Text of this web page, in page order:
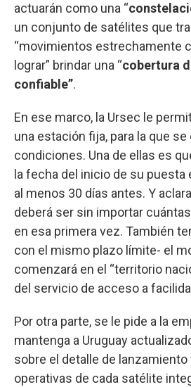
actuarán como una “
un conjunto de satélites que
“movimientos estrechamente
lograr” brindar una “cobertura
confiable”.
En ese marco, la Ursec le
una estación fija, para la que
condiciones. Una de ellas es
la fecha del inicio de su
al menos 30 días antes. Y
deberá ser sin importar
en esa primera vez. También
con el mismo plazo límite- el
comenzará en el “territorio
del servicio de acceso a
Por otra parte, se le pide a la
mantenga a Uruguay
sobre el detalle de
operativas de cada satélite